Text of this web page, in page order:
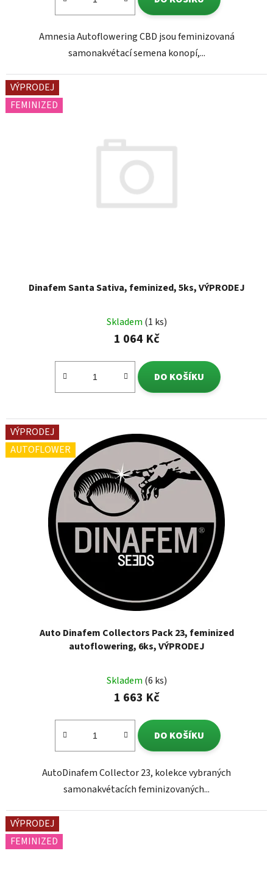
Amnesia Autoflowering CBD jsou feminizovaná
samonakvétací semena konopí,...
VÝPRODEJ
FEMINIZED
Dinafem Santa Sativa, feminized, 5ks, VÝPRODEJ
Skladem (1 ks)
1 064 Kč
DO KOŠÍKU
VÝPRODEJ
AUTOFLOWER
Auto Dinafem Collectors Pack 23, feminized
autoflowering, 6ks, VÝPRODEJ
Skladem (6 ks)
1 663 Kč
DO KOŠÍKU
AutoDinafem Collector 23, kolekce vybraných
samonakvétacích feminizovaných...
VÝPRODEJ
FEMINIZED